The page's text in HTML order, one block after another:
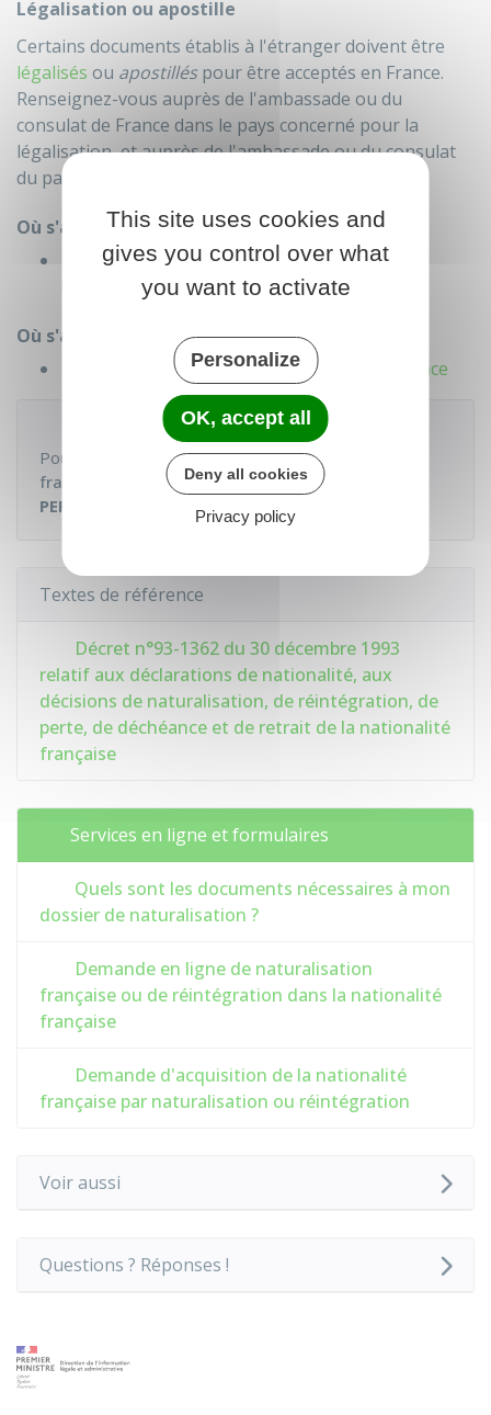
Légalisation ou apostille
Certains documents établis à l'étranger doivent être
légalisés ou apostilléspour être acceptés en France.
Renseignez-vous auprès de l'ambassade ou du
consulat de France dans le pays concerné pour la
légalisation, et auprès de l'ambassade ou du consulat
du pays concerné pour l'apostille.
Où s'adresser ?
Ambassades et consulats de France à
l'étranger
Où s'adresser ?
Ambassade ou consulat étranger en France
Pour faire votre
demande de naturalisation
française
SIMULATEUR permet d'avoir la
PERSONNALISÉE
des DOCUMENTS À FOURNIR
Textes de référence
Décret n°93-1362 du 30 décembre 1993
relatif aux déclarations de nationalité, aux
décisions de naturalisation, de réintégration, de
perte, de déchéance et de retrait de la nationalité
française
Services en ligne et formulaires
Quels sont les documents nécessaires à mon
dossier de naturalisation ?
Demande en ligne de naturalisation
française ou de réintégration dans la nationalité
française
Demande d'acquisition de la nationalité
française par naturalisation ou réintégration
Voir aussi
Questions ? Réponses !
This site uses cookies and
gives you control over what
you want to activate
Personalize
OK, accept all
Deny all cookies
Privacy policy